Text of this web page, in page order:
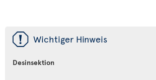
ü Wichtiger Hinweis
Desinsektion